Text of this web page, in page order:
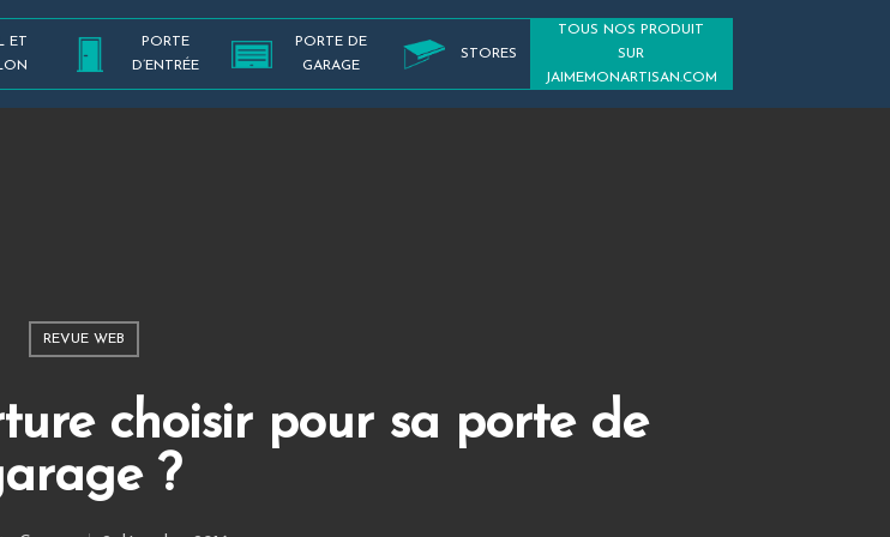
ET
PORTE
D’ENTRÉE
PORTE DE
GARAGE
STORES
TOUS NOS PRODUIT
SUR
JAIMEMONARTISAN.COM
REVUE WEB
choisir pour sa porte de
?